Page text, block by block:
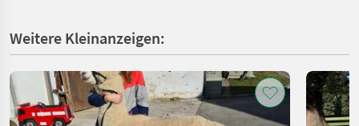
Weitere Kleinanzeigen: